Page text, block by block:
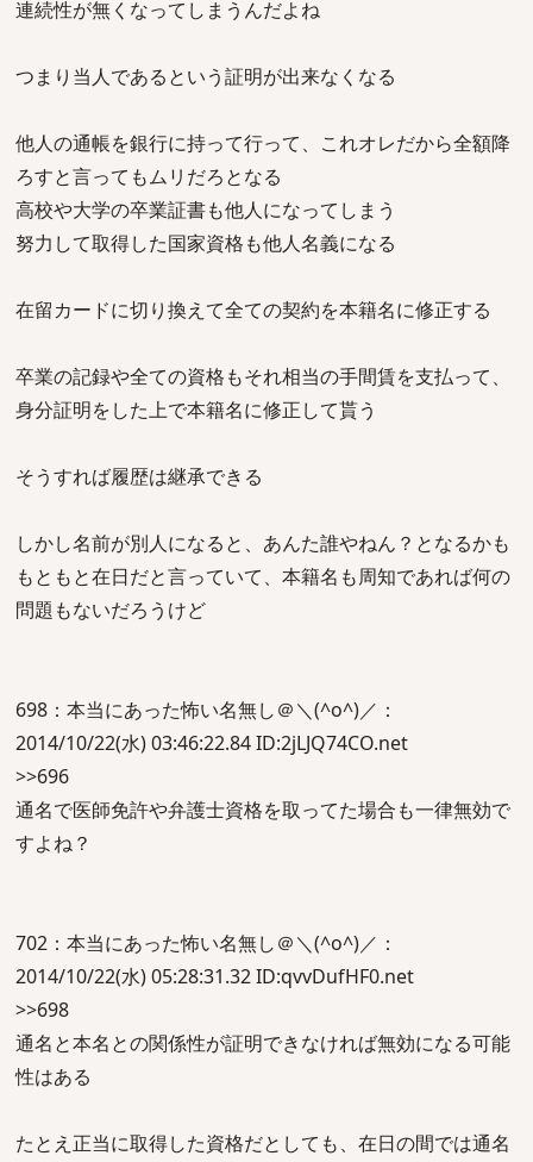
連続性が無くなってしまうんだよね
つまり当人であるという証明が出来なくなる
他人の通帳を銀行に持って行って、これオレだから全額降
ろすと言ってもムリだろとなる
高校や大学の卒業証書も他人になってしまう
努力して取得した国家資格も他人名義になる
在留カードに切り換えて全ての契約を本籍名に修正する
卒業の記録や全ての資格もそれ相当の手間賃を支払って、
身分証明をした上で本籍名に修正して貰う
そうすれば履歴は継承できる
しかし名前が別人になると、あんた誰やねん？となるかも
もともと在日だと言っていて、本籍名も周知であれば何の
問題もないだろうけど
698：本当にあった怖い名無し＠＼(^o^)／：
2014/10/22(水) 03:46:22.84 ID:2jLJQ74CO.net
>>696
通名で医師免許や弁護士資格を取ってた場合も一律無効で
すよね？
702：本当にあった怖い名無し＠＼(^o^)／：
2014/10/22(水) 05:28:31.32 ID:qvvDufHF0.net
>>698
通名と本名との関係性が証明できなければ無効になる可能
性はある
たとえ正当に取得した資格だとしても、在日の間では通名